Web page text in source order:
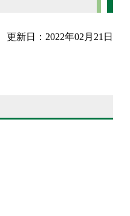
更新日：2022年02月21日